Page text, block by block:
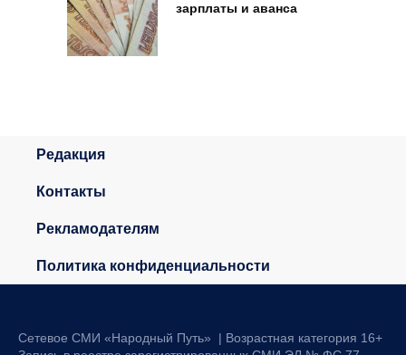
зарплаты и аванса
Редакция
Контакты
Рекламодателям
Политика конфиденциальности
Сетевое СМИ «Народный Путь» | Возрастная категория 16+